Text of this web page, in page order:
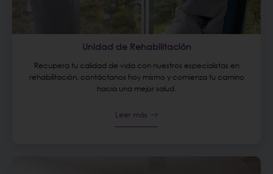
Unidad de Rehabilitación
Recupera tu calidad de vida con nuestros especialistas en
rehabilitación, contáctanos hoy mismo y comienza tu camino
hacia una mejor salud.
Leer más